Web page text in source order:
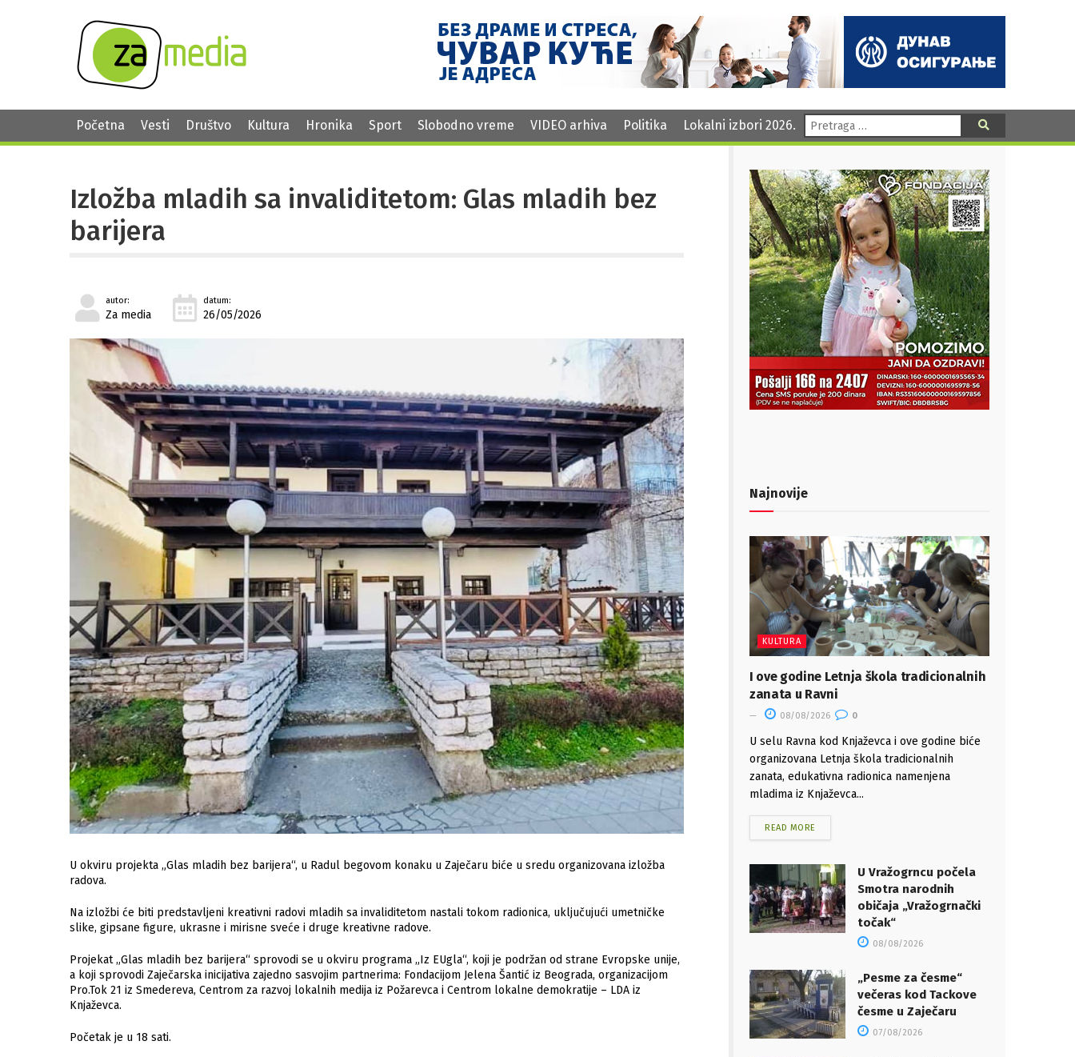
Početna Vesti Društvo Kultura Hronika Sport Slobodno vreme VIDEO arhiva Politika Lokalni izbori 2026. Pretraga:
Izložba mladih sa invaliditetom: Glas mladih bez
barijera
autor:
Za media
datum:
26/05/2026
U okviru projekta „Glas mladih bez barijera“, u Radul begovom konaku u Zaječaru biće u sredu organizovana izložba
radova.
Na izložbi će biti predstavljeni kreativni radovi mladih sa invaliditetom nastali tokom radionica, uključujući umetničke
slike, gipsane figure, ukrasne i mirisne sveće i druge kreativne radove.
Projekat „Glas mladih bez barijera“ sprovodi se u okviru programa „Iz EUgla“, koji je podržan od strane Evropske unije,
a koji sprovodi Zaječarska inicijativa zajedno sasvojim partnerima: Fondacijom Jelena Šantić iz Beograda, organizacijom
Pro.Tok 21 iz Smedereva, Centrom za razvoj lokalnih medija iz Požarevca i Centrom lokalne demokratije – LDA iz
Knjaževca.
Početak je u 18 sati.
Najnovije
KULTURA
I ove godine Letnja škola tradicionalnih
zanata u Ravni
08/08/2026 0
U selu Ravna kod Knjaževca i ove godine biće
organizovana Letnja škola tradicionalnih
zanata, edukativna radionica namenjena
mladima iz Knjaževca...
READ MORE
U Vražogrncu počela
Smotra narodnih
običaja „Vražogrnački
točak“
08/08/2026
„Pesme za česme“
večeras kod Tackove
česme u Zaječaru
07/08/2026